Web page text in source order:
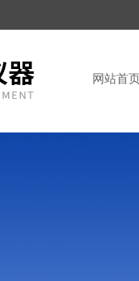
网站首